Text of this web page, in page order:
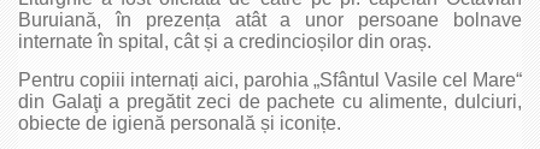
Buruiană, în prezența atât a unor persoane bolnave
internate în spital, cât și a credincioșilor din oraș.
Pentru copiii internați aici, parohia „Sfântul Vasile cel Mare“
din Galaţi a pregătit zeci de pachete cu alimente, dulciuri,
obiecte de igienă personală și iconițe.